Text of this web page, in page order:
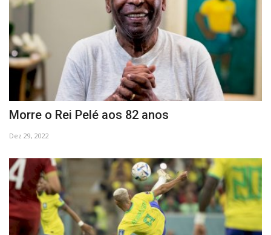
Morre o Rei Pelé aos 82 anos
Dez 29, 2022